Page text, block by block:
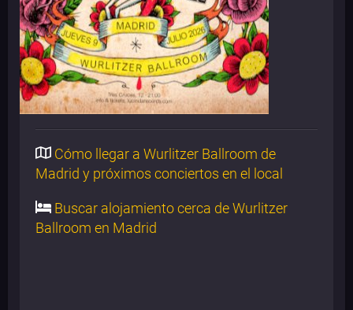
Cómo llegar a Wurlitzer Ballroom de
Madrid y próximos conciertos en el local
Buscar alojamiento cerca de Wurlitzer
Ballroom en Madrid